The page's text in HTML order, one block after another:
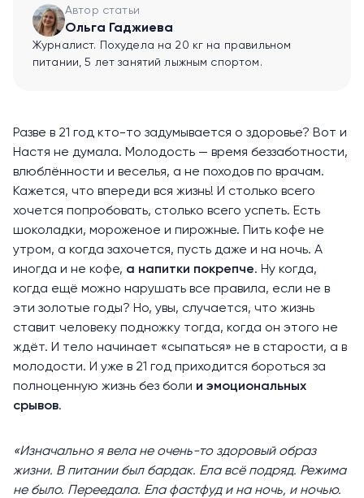
Автор статьи
Ольга Гаджиева
Журналист. Похудела на 20 кг на правильном
питании, 5 лет занятий лыжным спортом.
Разве в 21 год кто-то задумывается о здоровье? Вот и
Настя не думала. Молодость — время беззаботности,
влюблённости и веселья, а не походов по врачам.
Кажется, что впереди вся жизнь! И столько всего
хочется попробовать, столько всего успеть. Есть
шоколадки, мороженое и пирожные. Пить кофе не
утром, а когда захочется, пусть даже и на ночь. А
иногда и не кофе, а напитки покрепче. Ну когда,
когда ещё можно нарушать все правила, если не в
эти золотые годы? Но, увы, случается, что жизнь
ставит человеку подножку тогда, когда он этого не
ждёт. И тело начинает «сыпаться» не в старости, а в
молодости. И уже в 21 год приходится бороться за
полноценную жизнь без боли и эмоциональных
срывов.
«Изначально я вела не очень-то здоровый образ
жизни. В питании был бардак. Ела всё подряд. Режима
не было. Переедала. Ела фастфуд и на ночь, и ночью.